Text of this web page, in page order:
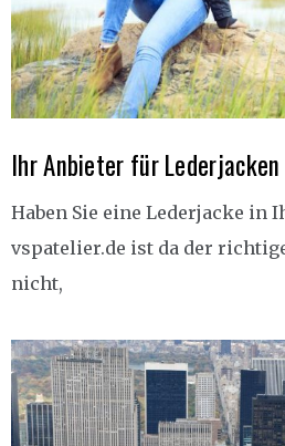
Ihr Anbieter für Lederjacken
Haben Sie eine Lederjacke in
vspatelier.de ist da der
nicht,